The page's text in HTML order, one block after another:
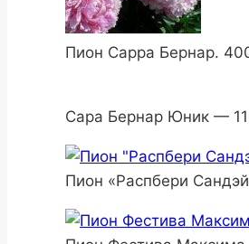
Пион Сарра Бернар.
Сара Бернар Юник —
Пион «Распбери